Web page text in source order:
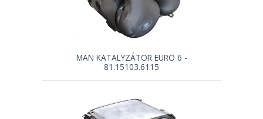
MAN KATALYZÁTOR EURO 6 -
81.15103.6115